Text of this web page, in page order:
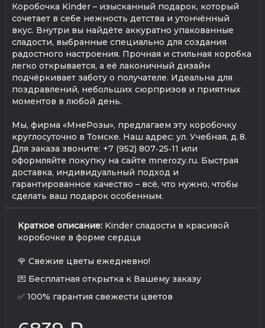
Коробочка Kinder – изысканный подарок, который
сочетает в себе нежность детства и утончённый
вкус. Внутри вы найдёте аккуратно упакованные
сладости, выбранные специально для создания
радостного настроения. Прочная и стильная коробка
легко открывается, а её лаконичный дизайн
подчёркивает заботу о получателе. Идеальна для
поздравлений, небольших сюрпризов и приятных
моментов в любой день.
Мы, фирма «МнеРозы», предлагаем эту коробочку
круглосуточно в Томске. Наш адрес: ул. Учебная, д. 8.
Для заказа звоните: +7 (952) 807‑25‑11 или
оформляйте покупку на сайте mnerozy.ru. Быстрая
доставка, индивидуальный подход и
гарантированное качество – всё, что нужно, чтобы
сделать ваш подарок особенным.
Краткое описание: Kinder сладости в красивой
коробочке в форме сердца
🌹 Свежие цветы ежедневно!
💌 Бесплатная открытка к Вашему заказу
✅ 100% гарантия свежести цветов